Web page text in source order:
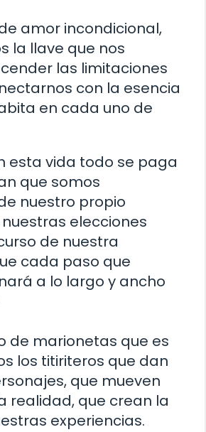
amor incondicional,
la llave que nos
las limitaciones
con la esencia
en cada uno de
esta vida todo se paga
que somos
nuestro propio
elecciones
de nuestra
cada paso que
a lo largo y ancho
de marionetas que es
los titiriteros que dan
que mueven
realidad, que crean la
experiencias.